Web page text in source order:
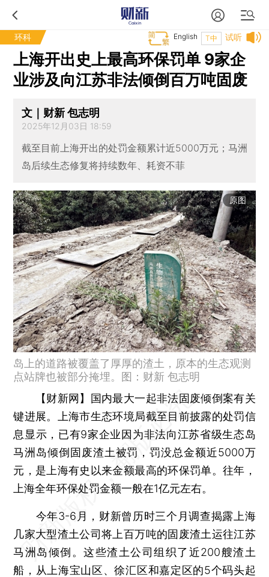
环科 试听
T中
English
上海开出史上最高环保罚单 9家企
业涉及向江苏非法倾倒百万吨固废
文｜财新 包志明
2025年12月03日 18:59
截至目前上海开出的处罚金额累计近5000万元；马洲
岛后续生态修复将持续数年、耗资不菲
原图
岛上的道路被覆盖了厚厚的渣土，原本的生态观测
点站牌也被部分掩埋。图：财新 包志明
【财新网】 国内最大一起非法固废倾倒案有关
键进展。上海市生态环境局截至目前披露的处罚信
息显示，已有9家企业因为非法向江苏省级生态岛
马洲岛倾倒固废渣土被罚，罚没总金额近5000万
元，是上海有史以来金额最高的环保罚单。往年，
上海全年环保处罚金额一般在1亿元左右。
今年3-6月，财新曾历时三个月调查揭露上海
几家大型渣土公司将上百万吨的固废渣土运往江苏
马洲岛倾倒。这些渣土公司组织了近200艘渣土
船，从上海宝山区、徐汇区和嘉定区的5个码头起